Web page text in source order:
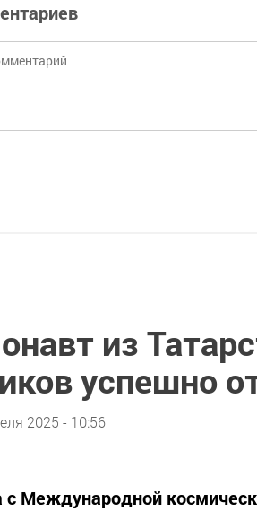
из
успешно
2025 - 10:56
Международной